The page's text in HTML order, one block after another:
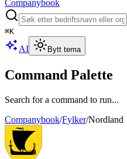
Companybook
⌘K
AI Bytt tema
Command Palette
Search for a command to run...
Companybook/Fylker/Nordland